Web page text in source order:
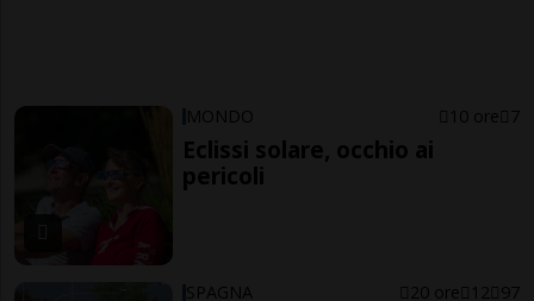
MONDO 10 ore 7
Eclissi solare, occhio ai
pericoli
SPAGNA 20 ore 12 97